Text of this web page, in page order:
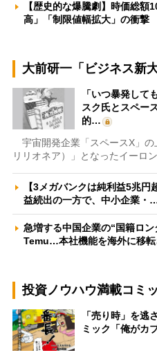
【歴史的な爆騰劇】時価総額
高」「制限値幅拡大」の衝
大前研一「ビジネス新
「いつ暴発して
スク氏とスペー
的…
宇宙開発企業「スペースX」の
リリオネア）」となったイーロ
【3メガバンクは純利益5兆
益続出の一方で、中小企業・
急増する中国企業の“国籍ロ
Temu…本社機能を海外に移
投資ノウハウ満載コミ
「売り時」を
ミック「俺がカ